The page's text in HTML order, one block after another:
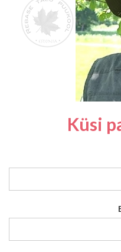
Küsi